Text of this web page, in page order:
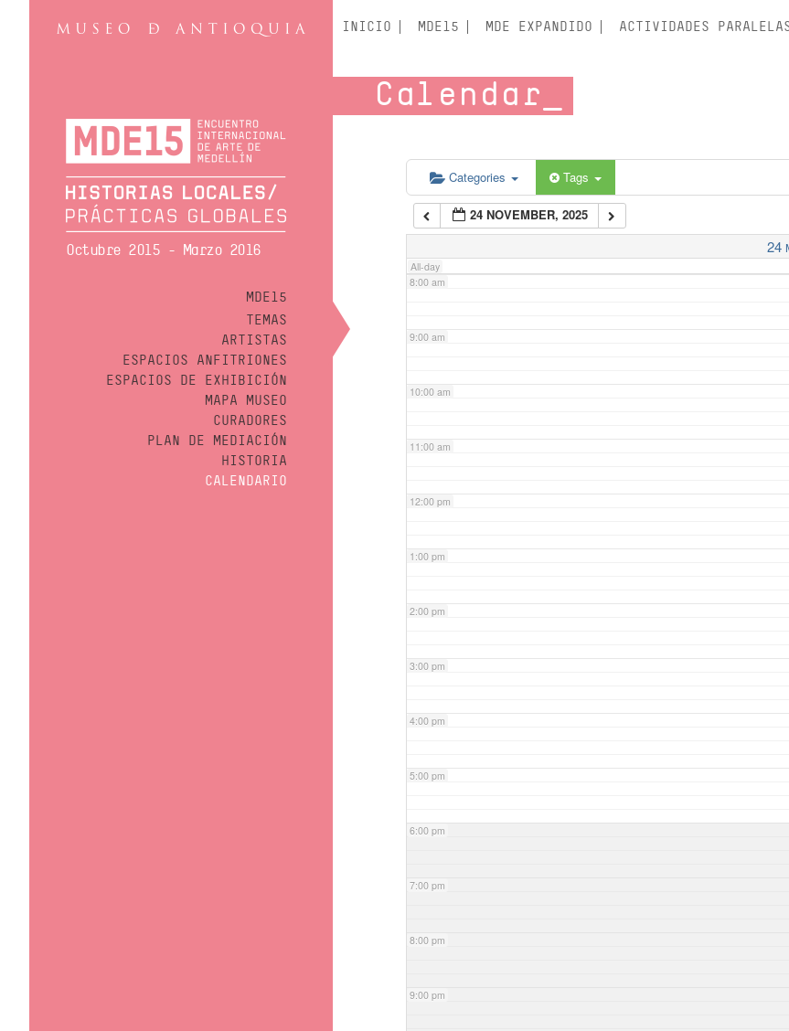
Octubre 2015 - Marzo 2016
MDE15
TEMAS
ARTISTAS
ESPACIOS ANFITRIONES
ESPACIOS DE EXHIBICIÓN
MAPA MUSEO
CURADORES
PLAN DE MEDIACIÓN
HISTORIA
CALENDARIO
INICIO MDE15 MDE EXPANDIDO ACTIVIDADES
Calendar
Categories Tags
24 NOVEMBER, 2025
24
All-day
5:00 am
6:00 am
7:00 am
8:00 am
9:00 am
10:00 am
11:00 am
12:00 pm
1:00 pm
2:00 pm
3:00 pm
4:00 pm
5:00 pm
6:00 pm
7:00 pm
8:00 pm
9:00 pm